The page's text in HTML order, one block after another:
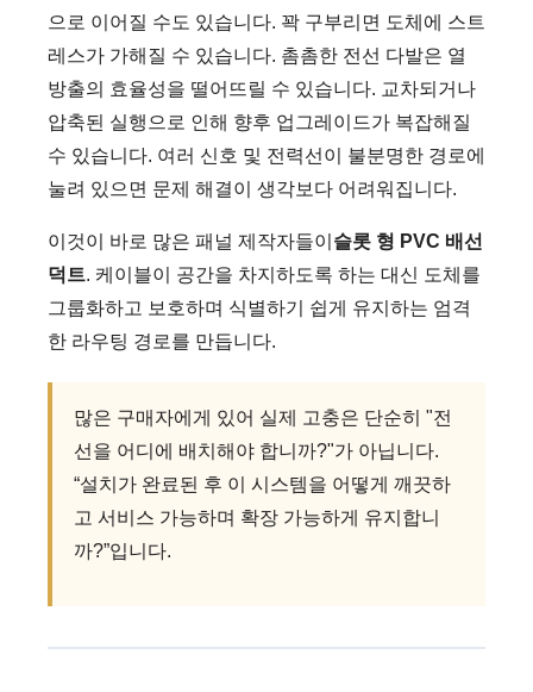
으로 이어질 수도 있습니다. 꽉 구부리면 도체에 스트
레스가 가해질 수 있습니다. 촘촘한 전선 다발은 열
방출의 효율성을 떨어뜨릴 수 있습니다. 교차되거나
압축된 실행으로 인해 향후 업그레이드가 복잡해질
수 있습니다. 여러 신호 및 전력선이 불분명한 경로에
눌려 있으면 문제 해결이 생각보다 어려워집니다.
이것이 바로 많은 패널 제작자들이 슬롯 형 PVC 배선
덕트. 케이블이 공간을 차지하도록 하는 대신 도체를
그룹화하고 보호하며 식별하기 쉽게 유지하는 엄격
한 라우팅 경로를 만듭니다.
많은 구매자에게 있어 실제 고충은 단순히 "전
선을 어디에 배치해야 합니까?"가 아닙니다.
“설치가 완료된 후 이 시스템을 어떻게 깨끗하
고 서비스 가능하며 확장 가능하게 유지합니
까?”입니다.